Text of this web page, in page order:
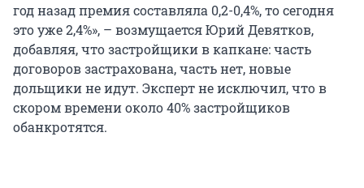
год назад премия составляла 0,2-0,4%, то сегодня
это уже 2,4%», – возмущается Юрий Девятков,
добавляя, что застройщики в капкане: часть
договоров застрахована, часть нет, новые
дольщики не идут. Эксперт не исключил, что в
скором времени около 40% застройщиков
обанкротятся.